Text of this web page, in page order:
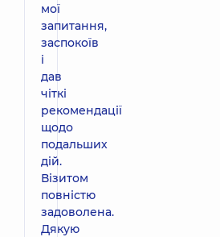
мої
запитання,
заспокоїв
і
дав
чіткі
рекомендації
щодо
подальших
дій.
Візитом
повністю
задоволена.
Дякую